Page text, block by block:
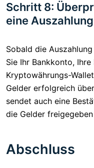
Schritt 8:
eine
Sobald die
Sie Ihr Bankkonto,
Kryptowährungs-
Gelder erfolgreich
sendet auch eine
die Gelder
Abschluss